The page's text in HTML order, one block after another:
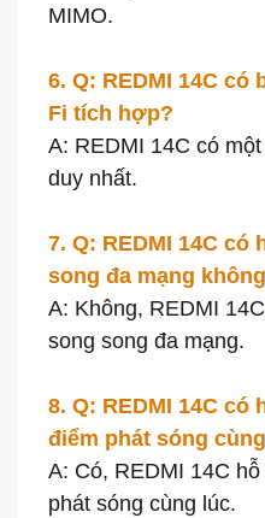
MIMO.
6. Q: REDMI 14C có
Fi tích hợp?
A: REDMI 14C có
duy nhất.
7. Q: REDMI 14C
song đa mạng
A: Không, REDMI
song song đa mạng.
8. Q: REDMI 14C có
điểm phát sóng
A: Có, REDMI 14C
phát sóng cùng lúc.